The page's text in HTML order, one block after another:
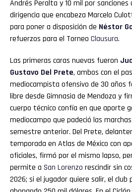
Andrés Peralta y 10 mil por
dirigencia que encabeza Marcelo
para poner a disposición de Néstor
refuerzos para el Torneo Clausura.
Las primeras caras nuevas fueron
Gustavo Del Prete, ambos con el
mediocampista ofensivo de 30 años
libre desde Gimnasia de Mendoza y
cuerpo técnico confía en que aporte
mediocampo que padeció las
semestre anterior. Del Prete,
temporada en Atlas de México con
oficiales, firmó por el mismo lapso,
permite a San Lorenzo rescindir sin
2026; si el jugador quiere salir, el club